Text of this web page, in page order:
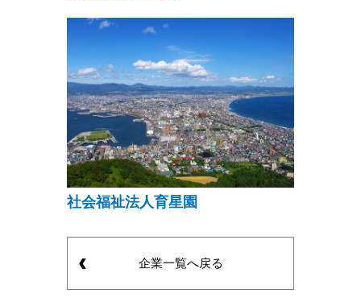
社会福祉法人育星園
企業一覧へ戻る